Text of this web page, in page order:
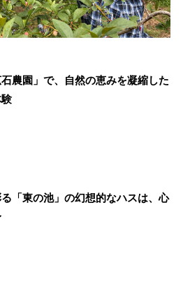
農園」で、自然の恵みを凝縮した
「東の池」の幻想的なハスは、心